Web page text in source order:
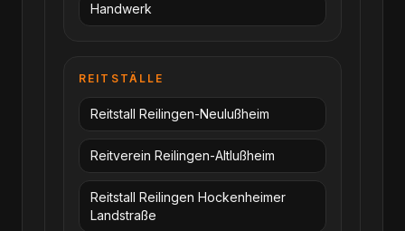
Handwerk
REITSTÄLLE
Reitstall Reilingen-Neulußheim
Reitverein Reilingen-Altlußheim
Reitstall Reilingen Hockenheimer
Landstraße